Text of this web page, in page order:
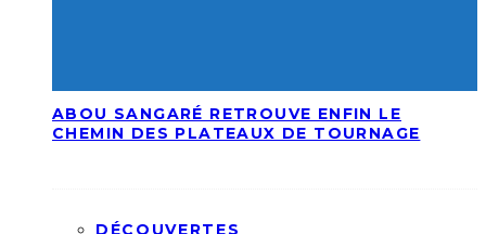
ABOU SANGARÉ RETROUVE ENFIN LE
CHEMIN DES PLATEAUX DE TOURNAGE
DÉCOUVERTES